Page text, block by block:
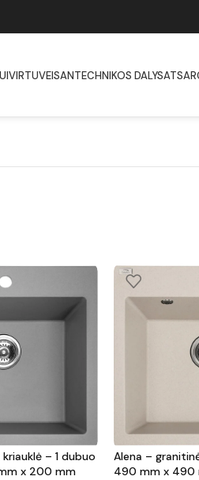
VIRTUVEISANTECHNIKOS DALYS
– 1 dubuo
x 200 mm
Alena –
490 mm x 490